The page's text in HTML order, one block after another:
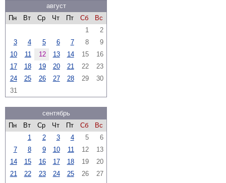
август
Пн
Вт Ср Чт Пт Сб
Вс
1
2
3
4 5 6 7 8
9
10
11 12 13 14 15
16
17
18 19 20 21 22
23
24
25 26 27 28 29
30
31
сентябрь
Пн
Вт Ср Чт Пт Сб
Вс
1
2 3 4 5
6
7
8 9 10 11 12
13
14
15 16 17 18 19
20
21
22 23 24 25 26
27